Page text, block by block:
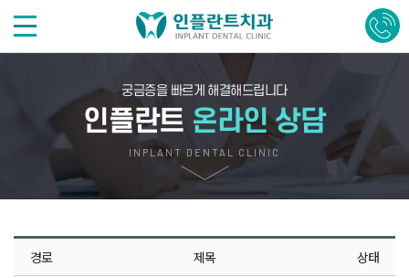
궁금증을 빠르게 해결해드립니다
인플란트 온라인 상담
INPLANT DENTAL CLINIC
경로 제목 상태